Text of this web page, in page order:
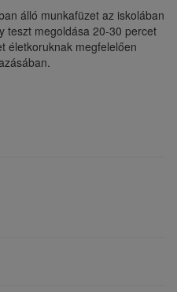
álló munkafüzet az iskolában
teszt megoldása 20-30 percet
életkoruknak megfelelően